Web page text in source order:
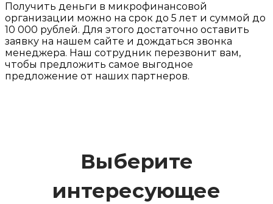
Получить деньги в микрофинансовой
организации можно на срок до 5 лет и суммой до
10 000 рублей. Для этого достаточно оставить
заявку на нашем сайте и дождаться звонка
менеджера. Наш сотрудник перезвонит вам,
чтобы предложить самое выгодное
предложение от наших партнеров.
Выберите
интересующее